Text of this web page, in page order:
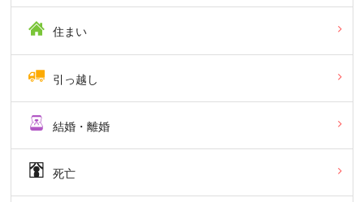
住まい
引っ越し
結婚・離婚
死亡